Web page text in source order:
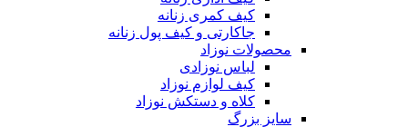
کیف کمری زنانه
جاکارتی و کیف پول زنانه
محصولات نوزاد
لباس نوزادی
کیف لوازم نوزاد
کلاه و دستکش نوزاد
سایز بزرگ